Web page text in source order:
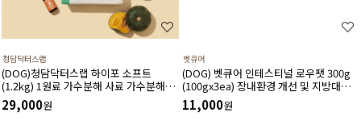
청담닥터스랩
(DOG)청담닥터스랩 하이포 소프트
(1.2kg) 1원료 가수분해 사료 가수분해연
어 피부와 피모건강에 도움 장건강 긴장완
화 부드러운식감
29,000원
벳큐어
(DOG) 벳큐어 인테스티널 로우팻 300g
(100gx3ea) 장내환경 개선 및 지방대사
에 도움을 주는 습식 처방식
11,000원